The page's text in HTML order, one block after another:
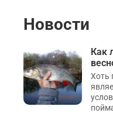
Новости
Как
Хоть